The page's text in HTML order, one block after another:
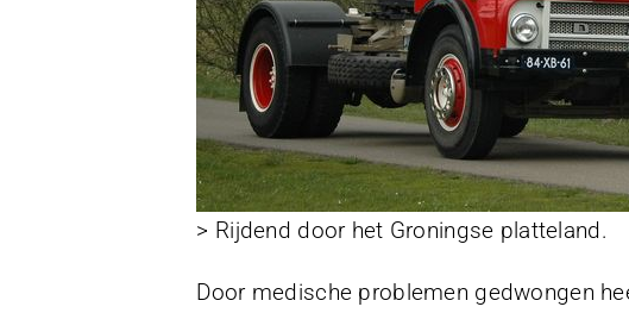
> Rijdend door het Groningse platteland.
Door medische problemen gedwongen